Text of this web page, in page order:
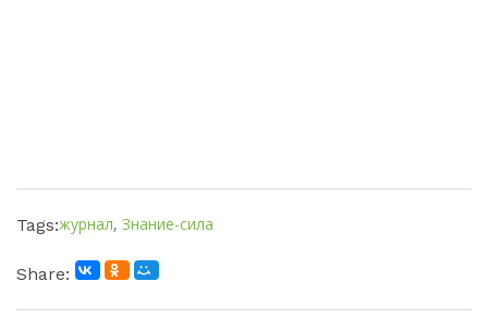
Tags:журнал, Знание-сила
Share: